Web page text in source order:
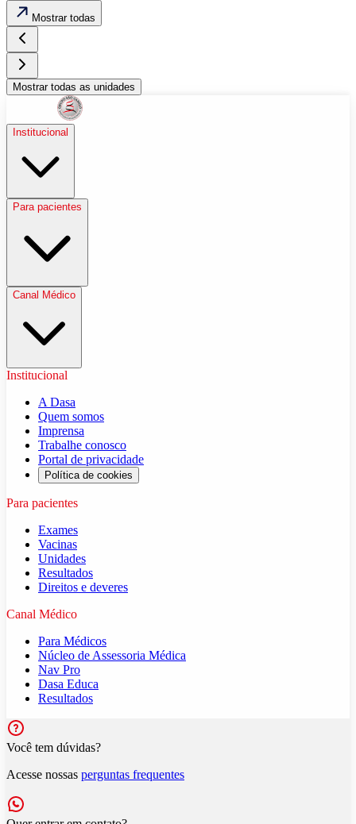
Mostrar todas
Mostrar todas as unidades
Institucional
Para pacientes
Canal Médico
Institucional
A Dasa
Quem somos
Imprensa
Trabalhe conosco
Portal de privacidade
Política de cookies
Para pacientes
Exames
Vacinas
Unidades
Resultados
Direitos e deveres
Canal Médico
Para Médicos
Núcleo de Assessoria Médica
Nav Pro
Dasa Educa
Resultados
Você tem dúvidas?
Acesse nossas perguntas frequentes